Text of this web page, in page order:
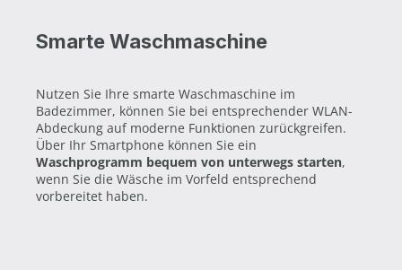
Smarte Waschmaschine
Nutzen Sie Ihre smarte Waschmaschine im
Badezimmer, können Sie bei entsprechender WLAN-
Abdeckung auf moderne Funktionen zurückgreifen.
Über Ihr Smartphone können Sie ein
Waschprogramm bequem von unterwegs starten,
wenn Sie die Wäsche im Vorfeld entsprechend
vorbereitet haben.